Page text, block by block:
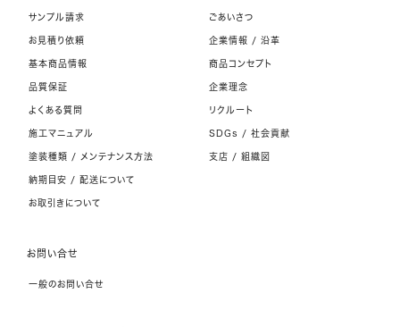
サンプル請求
お見積り依頼
基本商品情報
品質保証
よくある質問
施工マニュアル
塗装種類 / メンテナンス方法
納期目安 / 配送について
お取引きについて
ごあいさつ
企業情報 / 沿革
商品コンセプト
企業理念
リクルート
SDGs / 社会貢献
支店 / 組織図
お問い合せ
一般のお問い合せ